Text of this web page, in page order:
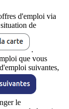
d'emploi via
de
.
que vous
suivantes,
le